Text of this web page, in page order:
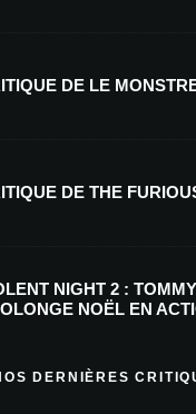
nom, mon e-mail et mon site
les nouveaux commentaires
les nouveaux articles par e-
DE LE
DE THE
NIGHT 2 :
NOËL EN
DERNIÈRES